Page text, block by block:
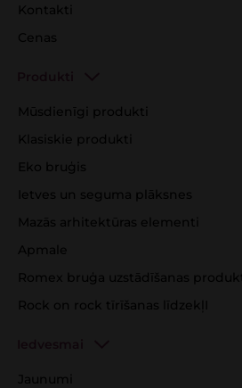
Kontakti
Cenas
Mūsdienīgi produkti
Klasiskie produkti
Eko bruģis
Ietves un seguma plāksnes
Mazās arhitektūras elementi
Apmale
Romex bruģa uzstādīšanas produkti
Rock on rock tīrīšanas līdzekļI
Jaunumi